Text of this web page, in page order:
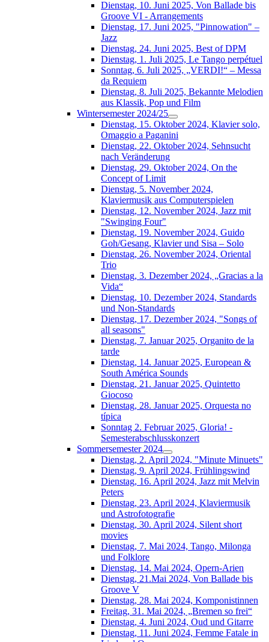
Dienstag, 10. Juni 2025, Von Ballade bis
Groove VI - Arrangements
Dienstag, 17. Juni 2025, "Pinnowation" –
Jazz
Dienstag, 24. Juni 2025, Best of DPM
Dienstag, 1. Juli 2025, Le Tango perpétuel
Sonntag, 6. Juli 2025, „VERDI!“ – Messa
da Requiem
Dienstag, 8. Juli 2025, Bekannte Melodien
aus Klassik, Pop und Film
Wintersemester 2024/25
Dienstag, 15. Oktober 2024, Klavier solo,
Omaggio a Paganini
Dienstag, 22. Oktober 2024, Sehnsucht
nach Veränderung
Dienstag, 29. Oktober 2024, On the
Concept of Limit
Dienstag, 5. November 2024,
Klaviermusik aus Computerspielen
Dienstag, 12. November 2024, Jazz mit
"Swinging Four"
Dienstag, 19. November 2024, Guido
Goh/Gesang, Klavier und Sisa – Solo
Dienstag, 26. November 2024, Oriental
Trio
Dienstag, 3. Dezember 2024, „Gracias a la
Vida“
Dienstag, 10. Dezember 2024, Standards
und Non-Standards
Dienstag, 17. Dezember 2024, "Songs of
all seasons"
Dienstag, 7. Januar 2025, Organito de la
tarde
Dienstag, 14. Januar 2025, European &
South América Sounds
Dienstag, 21. Januar 2025, Quintetto
Giocoso
Dienstag, 28. Januar 2025, Orquesta no
típica
Sonntag 2. Februar 2025, Gloria! -
Semesterabschlusskonzert
Sommersemester 2024
Dienstag, 2. April 2024, "Minute Minuets"
Dienstag, 9. April 2024, Frühlingswind
Dienstag, 16. April 2024, Jazz mit Melvin
Peters
Dienstag, 23. April 2024, Klaviermusik
und Astrofotografie
Dienstag, 30. April 2024, Silent short
movies
Dienstag, 7. Mai 2024, Tango, Milonga
und Folklore
Dienstag, 14. Mai 2024, Opern-Arien
Dienstag, 21.Mai 2024, Von Ballade bis
Groove V
Dienstag, 28. Mai 2024, Komponistinnen
Freitag, 31. Mai 2024, „Bremen so frei“
Dienstag, 4. Juni 2024, Oud und Gitarre
Dienstag, 11. Juni 2024, Femme Fatale in